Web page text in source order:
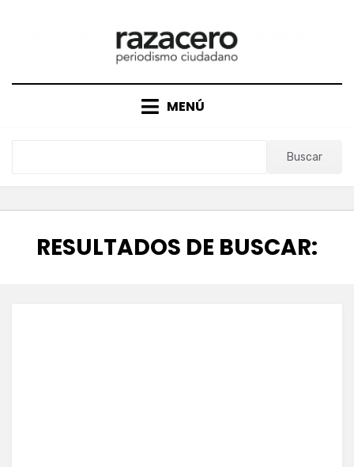
MENÚ
Buscar
RESULTADOS DE BUSCAR: